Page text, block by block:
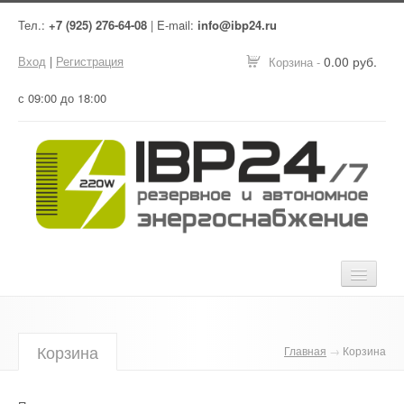
Тел.: +7 (925) 276-64-08 | E-mail: info@ibp24.ru
Корзина - 0.00 руб.
Вход | Регистрация
с 09:00 до 18:00
Оборудование
Корзина Главная → Корзина